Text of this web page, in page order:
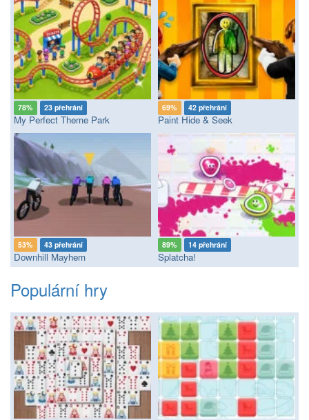
78% 23 přehrání
My Perfect Theme Park
69% 42 přehrání
Paint Hide & Seek
53% 43 přehrání
Downhill Mayhem
89% 14 přehrání
Splatcha!
Populární hry